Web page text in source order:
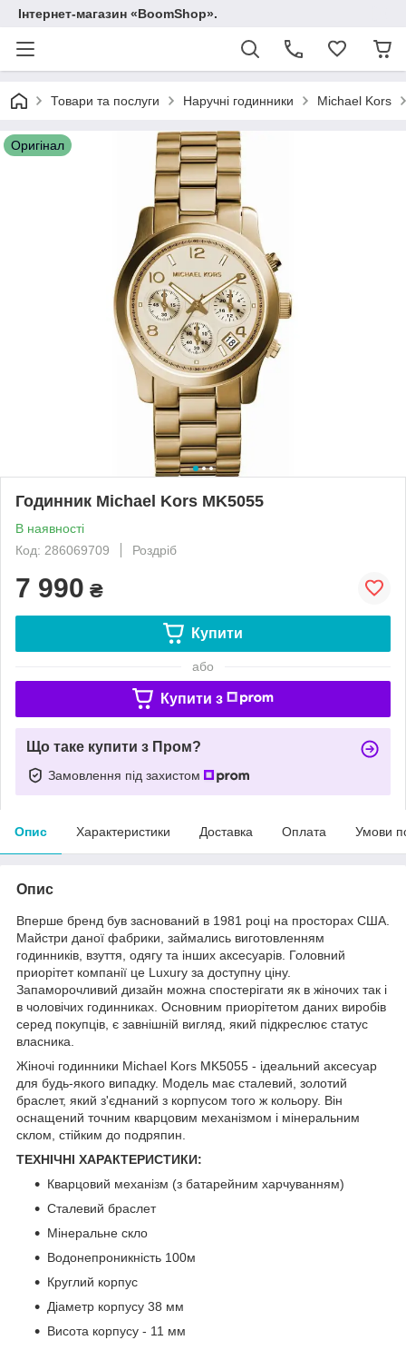
Інтернет-магазин «BoomShop».
Товари та послуги Наручні годинники Michael Kors
Оригінал
Годинник Michael Kors MK5055
В наявності
Код: 286069709
Роздріб
7 990 ₴
Купити
або
Купити з
Що таке купити з Пром?
Замовлення під захистом
Опис Характеристики Доставка Оплата Умови
Опис
Вперше бренд був заснований в 1981 році на просторах США.
Майстри даної фабрики, займались виготовленням
годинників, взуття, одягу та інших аксесуарів. Головний
приорітет компанії це Luxury за доступну ціну.
Запаморочливий дизайн можна спостерігати як в жіночих так і
в чоловічих годинниках. Основним приорітетом даних виробів
серед покупців, є завнішній вигляд, який підкреслює статус
власника.
Жіночі годинники Michael Kors MK5055 - ідеальний аксесуар
для будь-якого випадку. Модель має сталевий, золотий
браслет, який з'єднаний з корпусом того ж кольору. Він
оснащений точним кварцовим механізмом і мінеральним
склом, стійким до подряпин.
ТЕХНІЧНІ ХАРАКТЕРИСТИКИ:
Кварцовий механізм (з батарейним харчуванням)
Сталевий браслет
Мінеральне скло
Водонепроникність 100м
Круглий корпус
Діаметр корпусу 38 мм
Висота корпусу - 11 мм